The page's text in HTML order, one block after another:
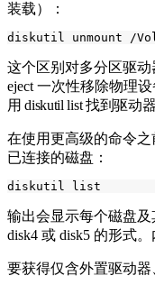
装载）：
这个区别对多分区驱动
eject 一次性移除物理设
用 diskutil list 找到驱动
在使用更高级的命令
已连接的磁盘：
输出会显示每个磁盘
disk4 或 disk5 的形式
要获得仅含外置驱动器